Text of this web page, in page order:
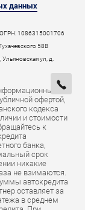
данных
ОГРН: 1086315001706
58В
ул, д.
офертой,
кодекса
и стоимости
к
банка,
срок
никакие
не взимаются.
автокредита
оставляет за
в среднем